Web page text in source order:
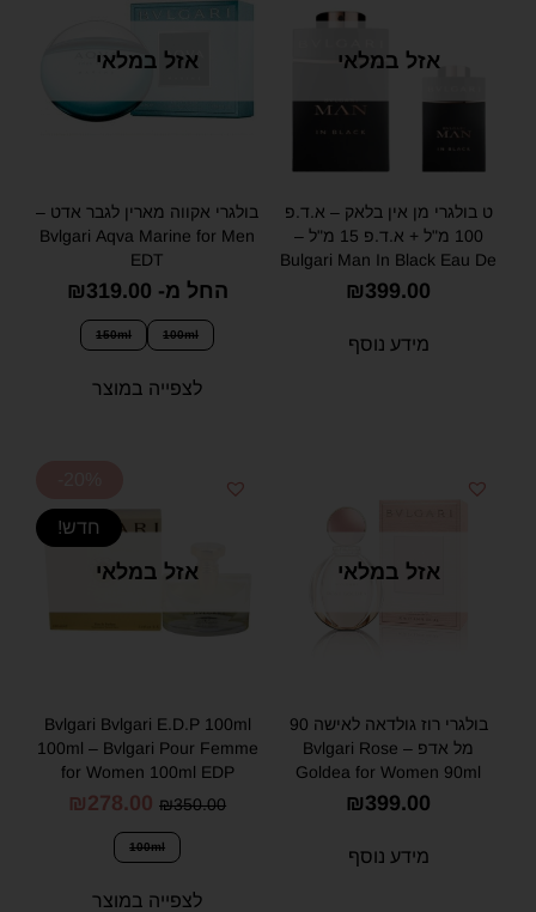
אזל במלאי
ט בולגרי מן אין בלאק – א.ד.פ
100 מ"ל + א.ד.פ 15 מ"ל –
Bulgari Man In Black Eau De
Parfum 100 Ml +15 Ml
₪399.00
מידע נוסף
אזל במלאי
בולגרי אקווה מארין לגבר אדט –
Bvlgari Aqva Marine for Men
EDT
החל מ- ₪319.00
100ml
150ml
לצפייה במוצר
אזל במלאי
בולגרי רוז גולדאה לאישה 90
מל אדפ – Bvlgari Rose
Goldea for Women 90ml
EDP
₪399.00
מידע נוסף
חדש!
אזל במלאי
Bvlgari Bvlgari E.D.P 100ml
100ml – Bvlgari Pour Femme
for Women 100ml EDP
₪350.00
₪278.00
100ml
לצפייה במוצר